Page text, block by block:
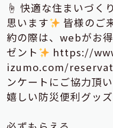
☝ 快適な住まいづく
思います
皆様のご
約の際は、webがお
ゼント
https://
izumo.com/
ンケートにご協力頂
嬉しい防災便利グッ